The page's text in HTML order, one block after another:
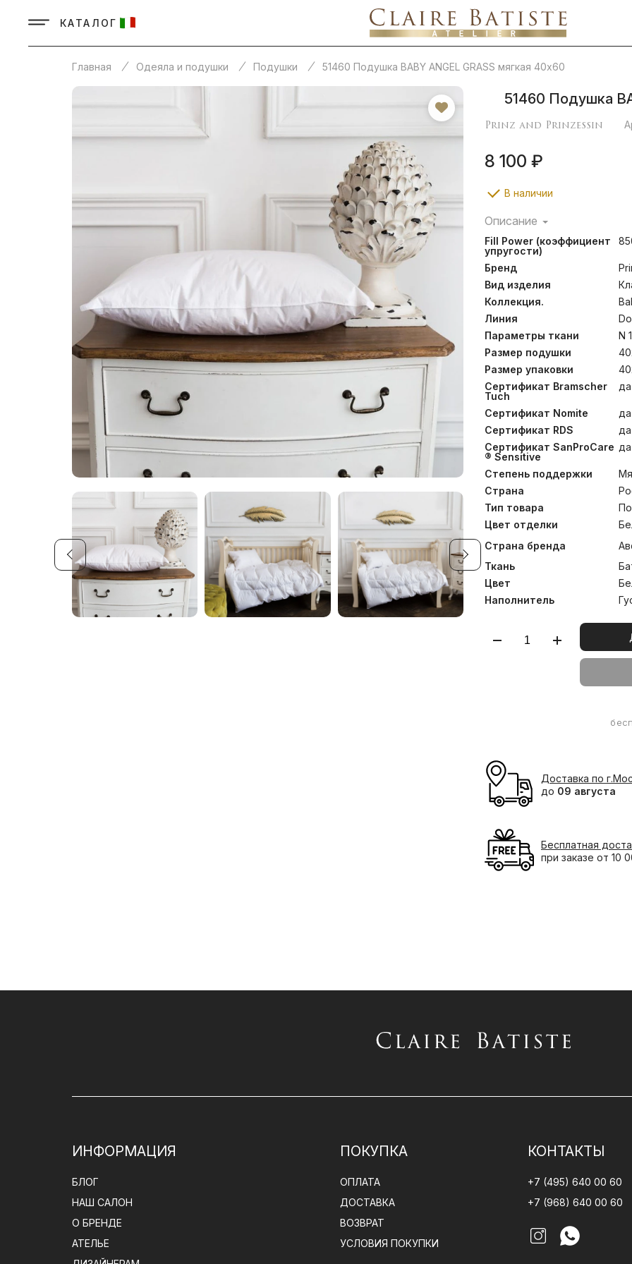
КАТАЛОГ
Главная Одеяла и подушки Подушки 51460 Подушка BABY ANGEL GRASS мягкая 40х60
51460 Подушка
Prinz and Prinzessin
8 100 ₽
В наличии
Описание
Необыкновенная
комбинацией
высокой плотности и
коллекции изготовлены
продукции образом: они
“КОКОН”. Она
равномерному
использования в
помещениях с
созданы из натуральных
Ткань чехлов – 100%
гусиный пух
поддерживает шею
благодаря равномерному
при температуре до 30°С.
Fill Power (коэффициент
упругости)
Бренд
Вид изделия
Коллекция.
Линия
Параметры ткани
N
Размер подушки
Размер упаковки
Сертификат Bramscher
Tuch
да
Сертификат Nomite
да
Сертификат RDS
да
Сертификат SanProCare
® Sensitive
да
Степень поддержки
Страна
Тип товара
Цвет отделки
Страна бренда
Ткань
Цвет
Наполнитель
Доставка по
до 09 августа
Бесплатная
при заказе от 10
ИНФОРМАЦИЯ
БЛОГ
НАШ САЛОН
О БРЕНДЕ
АТЕЛЬЕ
ПОКУПКА
ОПЛАТА
ДОСТАВКА
ВОЗВРАТ
УСЛОВИЯ ПОКУПКИ
КОНТАКТЫ
+7 (495) 640 00 60
+7 (968) 640 00 60